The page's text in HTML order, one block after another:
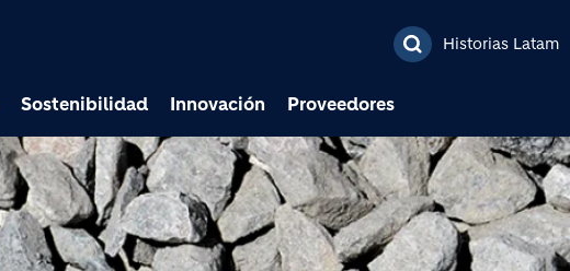
Pasar al contenido
Historias Latam
Sostenibilidad Innovación Proveedores